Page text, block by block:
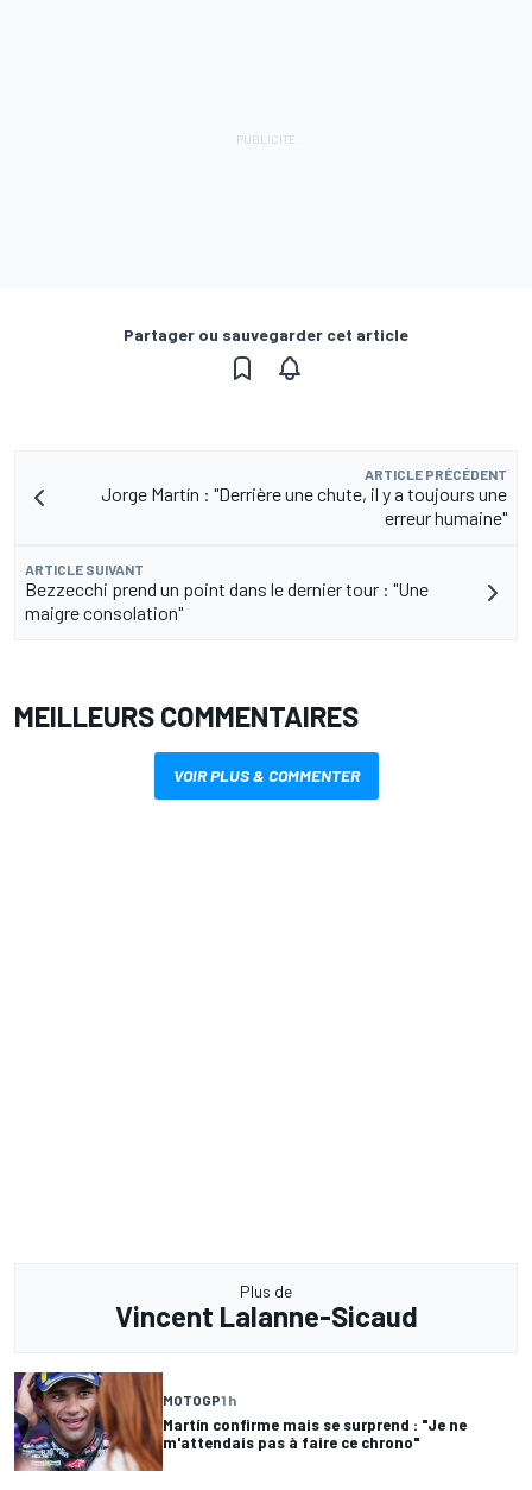
Partager ou sauvegarder cet article
ARTICLE PRÉCÉDENT
Jorge Martín : "Derrière une chute, il y a toujours une
erreur humaine"
ARTICLE SUIVANT
Bezzecchi prend un point dans le dernier tour : "Une
maigre consolation"
MEILLEURS COMMENTAIRES
VOIR PLUS & COMMENTER
Plus de
Vincent Lalanne-Sicaud
MOTOGP1 h
Martín confirme mais se surprend : "Je ne
m'attendais pas à faire ce chrono"